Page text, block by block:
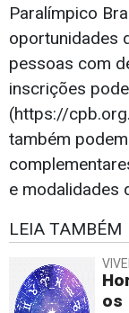
Paralímpico
oportunidades
pessoas com
inscrições
(https://
também
e modalidades
LEIA TAMBÉM
os